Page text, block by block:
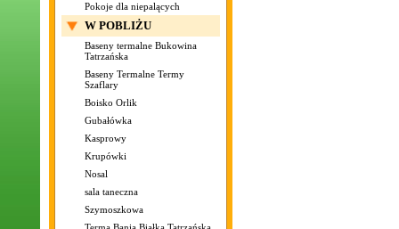
Pokoje dla niepalących
W POBLIŻU
Baseny termalne Bukowina
Tatrzańska
Baseny Termalne Termy
Szaflary
Boisko Orlik
Gubałówka
Kasprowy
Krupówki
Nosal
sala taneczna
Szymoszkowa